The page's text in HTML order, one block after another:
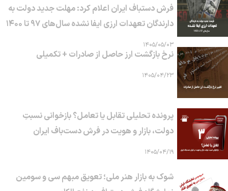
فرش دستباف ایران اعلام کرد: مهلت جدید دولت به
دارندگان تعهدات ارزی ایفا نشده سال‌های ۹۷ تا ۱۴۰۰
۱۴۰۵/۰۵/۰۳
نرخ بازگشت ارز حاصل از صادرات + تکمیلی
۱۴۰۵/۰۴/۲۳
پرونده تحلیلی تقابل یا تعامل؟ بازخوانی نسبتِ
دولت، بازار و هویت در فرش دست‌باف ایران
۱۴۰۵/۰۴/۱۹
شوک به بازار هنر ملی؛ تعویق مبهم سی و سومین